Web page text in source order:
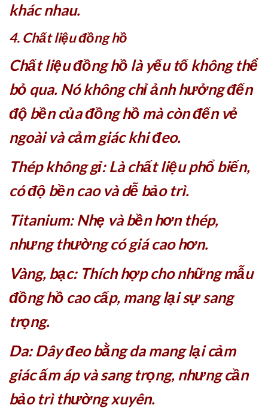
khác nhau.
4. Chất liệu đồng hồ
Chất liệu đồng hồ là yếu tố không thể
bỏ qua. Nó không chỉ ảnh hưởng đến
độ bền của đồng hồ mà còn đến vẻ
ngoài và cảm giác khi đeo.
Thép không gỉ: Là chất liệu phổ biến,
có độ bền cao và dễ bảo trì.
Titanium: Nhẹ và bền hơn thép,
nhưng thường có giá cao hơn.
Vàng, bạc: Thích hợp cho những mẫu
đồng hồ cao cấp, mang lại sự sang
trọng.
Da: Dây đeo bằng da mang lại cảm
giác ấm áp và sang trọng, nhưng cần
bảo trì thường xuyên.